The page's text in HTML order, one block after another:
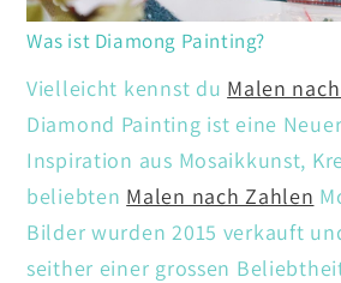
Was ist Diamong Painting?
Vielleicht kennst du Malen
Diamond Painting ist eine
Inspiration aus Mosaikkunst,
beliebten Malen nach Zahlen
Bilder wurden 2015 verkauft
seither einer grossen